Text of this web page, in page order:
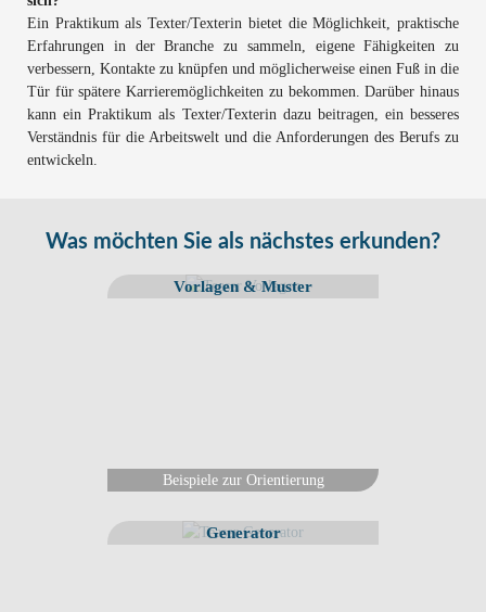
Ein Praktikum als Texter/Texterin bietet die Möglichkeit, praktische
Erfahrungen in der Branche zu sammeln, eigene Fähigkeiten zu
verbessern, Kontakte zu knüpfen und möglicherweise einen Fuß in die
Tür für spätere Karrieremöglichkeiten zu bekommen. Darüber hinaus
kann ein Praktikum als Texter/Texterin dazu beitragen, ein besseres
Verständnis für die Arbeitswelt und die Anforderungen des Berufs zu
entwickeln.
Was möchten Sie als nächstes erkunden?
Vorlagen & Muster
Beispiele zur Orientierung
Generator